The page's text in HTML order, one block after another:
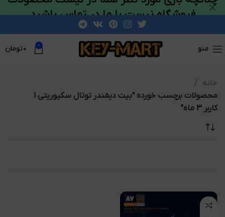
منو 0 ۰تومان
خانه
محصولات برچسب خورده “بیت دیفندر توتال سکیوریتی 1
کاربر 3 ماه”
فروشگاه نیست با ما در تماس باشید